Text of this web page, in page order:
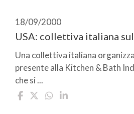
18/09/2000
USA: collettiva italiana
Una collettiva italiana
presente alla Kitchen & Bath
che si ...